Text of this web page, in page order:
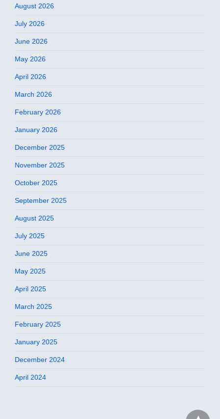
August 2026
July 2026
June 2026
May 2026
April 2026
March 2026
February 2026
January 2026
December 2025
November 2025
October 2025
September 2025
August 2025
July 2025
June 2025
May 2025
April 2025
March 2025
February 2025
January 2025
December 2024
April 2024